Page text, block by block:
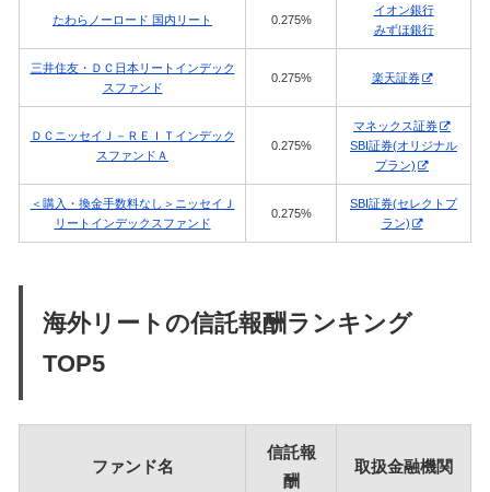
たわらノーロード 国内リート 0.275%
イオン銀行
みずほ銀行
三井住友・ＤＣ日本リートインデック
スファンド
0.275% 楽天証券
ＤＣニッセイＪ－ＲＥＩＴインデック
スファンドＡ
0.275%
マネックス証券
SBI証券(オリジナル
プラン)
＜購入・換金手数料なし＞ニッセイＪ
リートインデックスファンド
0.275%
SBI証券(セレクトプ
ラン)
海外リートの信託報酬ランキング
TOP5
ファンド名
信託報
酬
取扱金融機関